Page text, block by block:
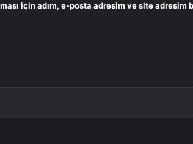
için adım, e-posta adresim ve site adresim